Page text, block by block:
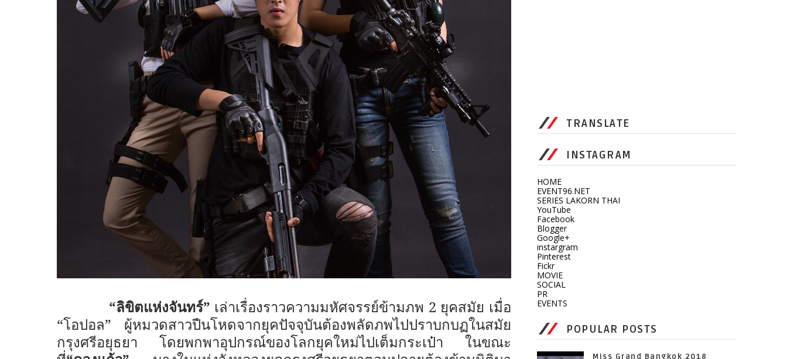
“ลิขิตแห่งจันทร์” เล่าเรื่องราวความมหัศจรรย์ข้ามภพ 2 ยุคสมัย เมื่อ
“โอปอล” ผู้หมวดสาวปืนโหดจากยุคปัจจุบันต้องพลัดภพไปปราบกบฏในสมัย
กรุงศรีอยุธยา โดยพกพาอุปกรณ์ของโลกยุคใหม่ไปเต็มกระเป๋า ในขณะ
TRANSLATE
INSTAGRAM
HOME
EVENT96.NET
SERIES LAKORN THAI
YouTube
Facebook
Blogger
Google+
instargram
Pinterest
Fickr
MOVIE
SOCIAL
PR
EVENTS
POPULAR POSTS
Miss Grand Bangkok 2018